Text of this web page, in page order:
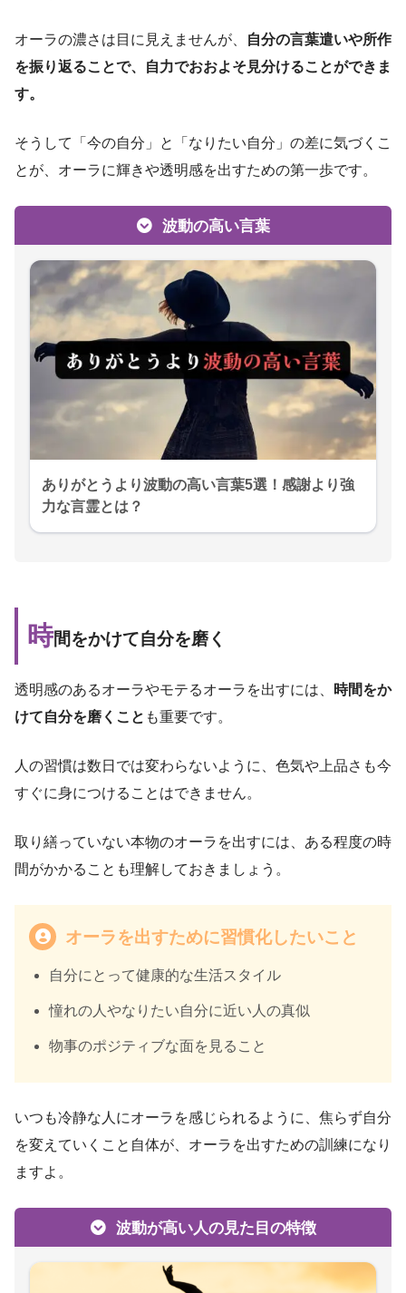
オーラの濃さは目に見えませんが、
自分の言葉遣いや所作
を振り返ることで、自力でおおよそ見分けることができま
す。
そうして「今の自分」と「なりたい自分」の差に気づくこ
とが、オーラに輝きや透明感を出すための第一歩です。
波動の高い言葉
ありがとうより波動の高い言葉5選！感謝より強
力な言霊とは？
時間をかけて自分を磨く
透明感のあるオーラやモテるオーラを出すには、
時間をか
けて自分を磨くこと も重要です。
人の習慣は数日では変わらないように、色気や上品さも今
すぐに身につけることはできません。
取り繕っていない本物のオーラを出すには、ある程度の時
間がかかることも理解しておきましょう。
オーラを出すために習慣化したいこと
自分にとって健康的な生活スタイル
憧れの人やなりたい自分に近い人の真似
物事のポジティブな面を見ること
いつも冷静な人にオーラを感じられるように、焦らず自分
を変えていくこと自体が、オーラを出すための訓練になり
ますよ。
波動が高い人の見た目の特徴